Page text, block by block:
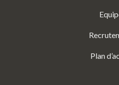
Plan